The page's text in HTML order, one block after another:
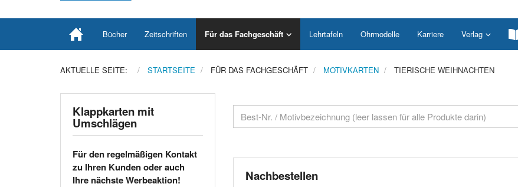
Bücher Zeitschriften Für das Fachgeschäft Lehrtafeln Ohrmodelle Karriere Verlag
AKTUELLE SEITE: STARTSEITE FÜR DAS FACHGESCHÄFT MOTIVKARTEN TIERISCHE WEIHNACHTEN
Nachbestellen
Klappkarten mit
Umschlägen
Für den regelmäßigen Kontakt
zu Ihren Kunden oder auch
Ihre nächste Werbeaktion!